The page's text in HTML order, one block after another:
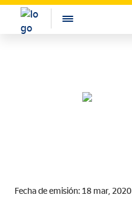
Fecha de emisión: 18 mar, 2020